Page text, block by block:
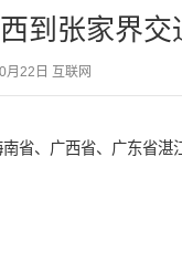
到张家界交
月22日 互联网
省、广西省、广东省湛